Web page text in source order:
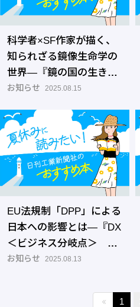
科学者×SF作家が描く、
知られざる鏡像生命学の
世界―『鏡の国の生き物
をつくる』
お知らせ 2025.08.15
EU法規制「DPP」による
日本への影響とは―『DX
＜ビジネス分岐点＞
DPP（デジタル製品パス
お知らせ 2025.08.13
1